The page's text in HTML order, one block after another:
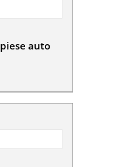
piese auto